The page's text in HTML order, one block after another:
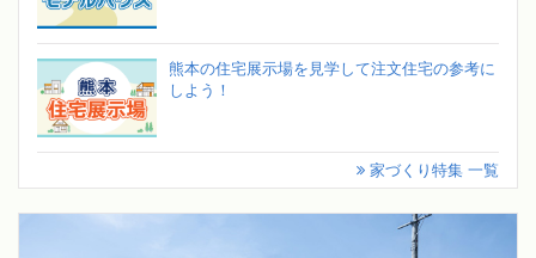
熊本の住宅展示場を見学して注文住宅の参考に
しよう！
家づくり特集 一覧